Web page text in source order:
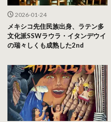
2026-01-24
メキシコ先住民族出身、ラテン多
文化派SSWラウラ・イタンデウイ
の瑞々しくも成熟した2nd